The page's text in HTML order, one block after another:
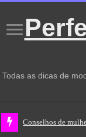
Todas as dicas de
Conselhos de